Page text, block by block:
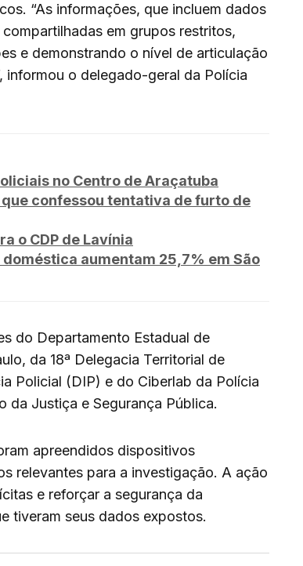
“As informações, que incluem dados
em grupos restritos,
e demonstrando o nível de articulação
informou o delegado-geral da Polícia
no Centro de Araçatuba
confessou tentativa de furto de
o CDP de Lavínia
aumentam 25,7% em São
do Departamento Estadual de
da 18ª Delegacia Territorial de
Policial (DIP) e do Ciberlab da Polícia
da Justiça e Segurança Pública.
apreendidos dispositivos
relevantes para a investigação. A ação
e reforçar a segurança da
tiveram seus dados expostos.